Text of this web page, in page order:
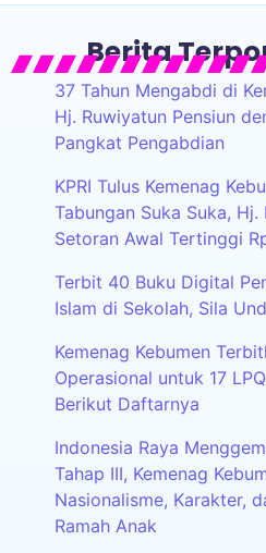
Berita
37 Tahun Mengabdi di
Hj. Ruwiyatun Pensiun
Pangkat Pengabdian
KPRI Tulus Kemenag
Tabungan Suka Suka,
Setoran Awal Tertinggi
Terbit 40 Buku Digital
Islam di Sekolah, Sila
Kemenag Kebumen
Operasional untuk 17
Berikut Daftarnya
Indonesia Raya
Tahap III, Kemenag
Nasionalisme, Karakter,
Ramah Anak